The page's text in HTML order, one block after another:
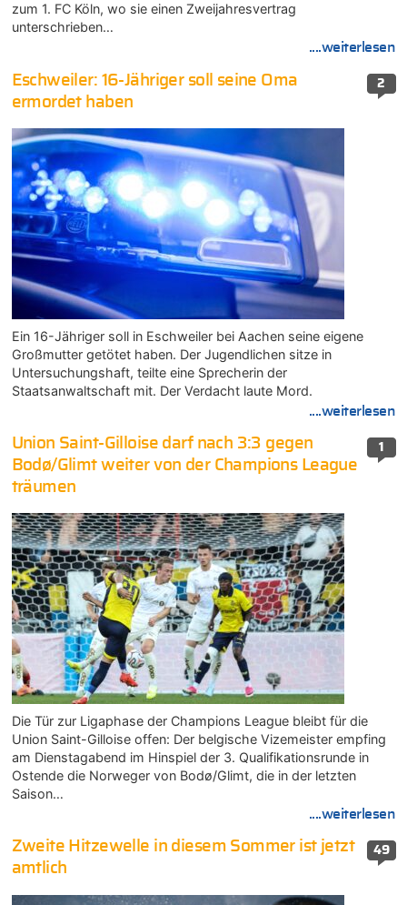
zum 1. FC Köln, wo sie einen Zweijahresvertrag
unterschrieben…
....weiterlesen
2
Eschweiler: 16-Jähriger soll seine Oma
ermordet haben
Ein 16-Jähriger soll in Eschweiler bei Aachen seine eigene
Großmutter getötet haben. Der Jugendlichen sitze in
Untersuchungshaft, teilte eine Sprecherin der
Staatsanwaltschaft mit. Der Verdacht laute Mord.
....weiterlesen
1
Union Saint-Gilloise darf nach 3:3 gegen
Bodø/Glimt weiter von der Champions League
träumen
Die Tür zur Ligaphase der Champions League bleibt für die
Union Saint-Gilloise offen: Der belgische Vizemeister empfing
am Dienstagabend im Hinspiel der 3. Qualifikationsrunde in
Ostende die Norweger von Bodø/Glimt, die in der letzten
Saison…
....weiterlesen
49
Zweite Hitzewelle in diesem Sommer ist jetzt
amtlich